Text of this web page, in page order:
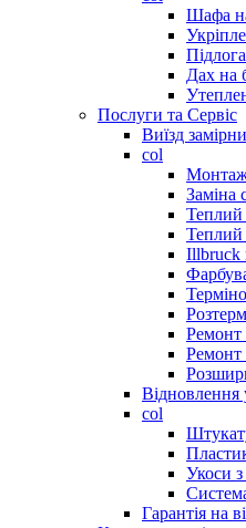
Шафа
Дах на
Послуги та Сервіс
Виїзд
col
Монтаж
Заміна
Теплий
Теплий
Illbruck
Ремонт
Ремонт
Відновлення
col
Укоси з
Гарантія на